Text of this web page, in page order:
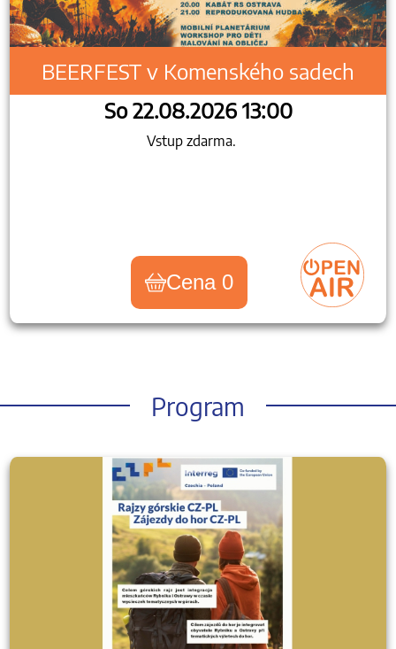
BEERFEST v Komenského sadech
So 22.08.2026 13:00
Vstup zdarma.
Cena 0
Program